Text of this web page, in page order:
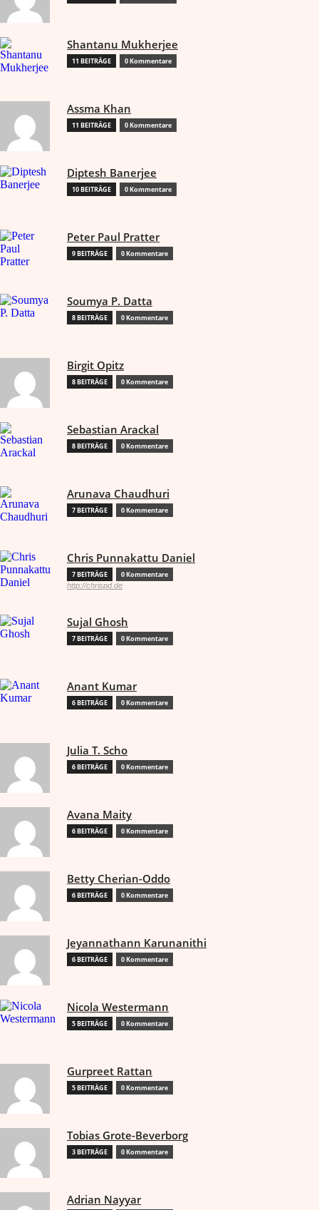
Shantanu Mukherjee
11 BEITRÄGE 0 Kommentare
Assma Khan
11 BEITRÄGE 0 Kommentare
Diptesh Banerjee
10 BEITRÄGE 0 Kommentare
Peter Paul Pratter
9 BEITRÄGE 0 Kommentare
Soumya P. Datta
8 BEITRÄGE 0 Kommentare
Birgit Opitz
8 BEITRÄGE 0 Kommentare
Sebastian Arackal
8 BEITRÄGE 0 Kommentare
Arunava Chaudhuri
7 BEITRÄGE 0 Kommentare
Chris Punnakattu Daniel
7 BEITRÄGE 0 Kommentare
http://chrispd.de
Sujal Ghosh
7 BEITRÄGE 0 Kommentare
Anant Kumar
6 BEITRÄGE 0 Kommentare
Julia T. Scho
6 BEITRÄGE 0 Kommentare
Avana Maity
6 BEITRÄGE 0 Kommentare
Betty Cherian-Oddo
6 BEITRÄGE 0 Kommentare
Jeyannathann Karunanithi
6 BEITRÄGE 0 Kommentare
Nicola Westermann
5 BEITRÄGE 0 Kommentare
Gurpreet Rattan
5 BEITRÄGE 0 Kommentare
Tobias Grote-Beverborg
3 BEITRÄGE 0 Kommentare
Adrian Nayyar